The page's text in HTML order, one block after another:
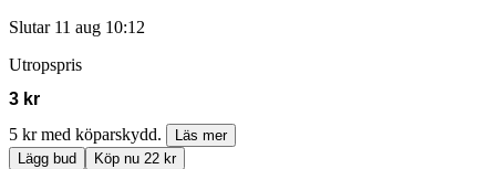
Slutar 11 aug 10:12
Utropspris
3 kr
5 kr med köparskydd.
Läs mer
Lägg bud
Köp nu 22 kr